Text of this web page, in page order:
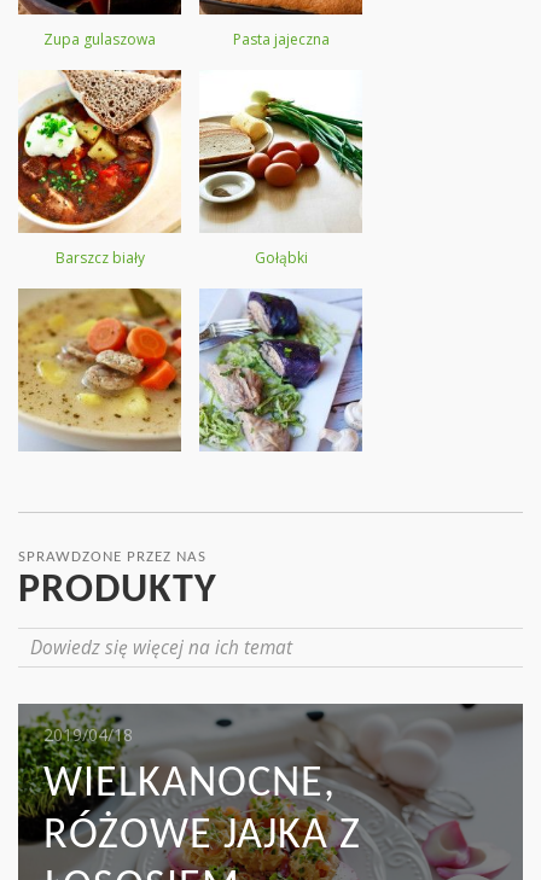
Zupa gulaszowa Pasta jajeczna
Barszcz biały Gołąbki
SPRAWDZONE PRZEZ NAS
PRODUKTY
Dowiedz się więcej na ich temat
2019/05/16
MIĘSO I KAPUSTA:
WYŚMIENITY DUET, Z
2019/04/18
WIELKANOCNE,
RÓŻOWE JAJKA Z
2019/04/17
MAKARON TAGLIATELLE
Z ZIELONYMI